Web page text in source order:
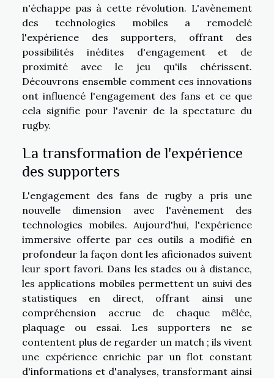
n'échappe pas à cette révolution. L'avènement
des technologies mobiles a remodelé
l'expérience des supporters, offrant des
possibilités inédites d'engagement et de
proximité avec le jeu qu'ils chérissent.
Découvrons ensemble comment ces innovations
ont influencé l'engagement des fans et ce que
cela signifie pour l'avenir de la spectature du
rugby.
La transformation de l'expérience
des supporters
L'engagement des fans de rugby a pris une
nouvelle dimension avec l'avènement des
technologies mobiles. Aujourd'hui, l'expérience
immersive offerte par ces outils a modifié en
profondeur la façon dont les aficionados suivent
leur sport favori. Dans les stades ou à distance,
les applications mobiles permettent un suivi des
statistiques en direct, offrant ainsi une
compréhension accrue de chaque mêlée,
plaquage ou essai. Les supporters ne se
contentent plus de regarder un match ; ils vivent
une expérience enrichie par un flot constant
d'informations et d'analyses, transformant ainsi